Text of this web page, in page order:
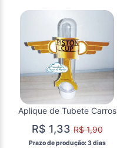
Aplique de Tubete Carros
R$ 1,33R$ 1,90
Prazo de produção: 3 dias